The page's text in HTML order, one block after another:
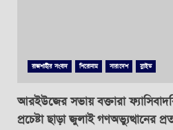
রাজশাহীর সংবাদ শিরোনাম সারাদেশ স্লাইড
আরইউজের সভায় বক্তারা
প্রচেষ্টা ছাড়া জুলাই গণঅভ্যুত্থানের